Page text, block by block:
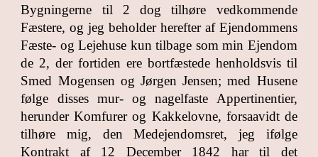
Bygningerne til 2 dog tilhøre vedkommende
Fæstere, og jeg beholder herefter af Ejendommens
Fæste- og Lejehuse kun tilbage som min Ejendom
de 2, der fortiden ere bortfæstede henholdsvis til
Smed Mogensen og Jørgen Jensen; med Husene
følge disses mur- og nagelfaste Appertinentier,
herunder Komfurer og Kakkelovne, forsaavidt de
tilhøre mig, den Medejendomsret, jeg ifølge
Kontrakt af 12 December 1842 har til det